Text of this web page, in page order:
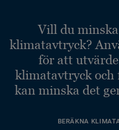
Vill du
klimatavtryck?
för att
klimatavtryck och
kan minska det
BERÄKNA